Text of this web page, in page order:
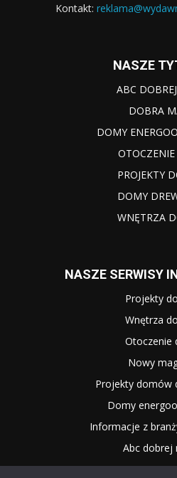
Kontakt:
NASZE
ABC
DOBRA
DOMY
PROJEKTY
DOMY
WNĘTRZA
NASZE SERWISY
Projekty
Wnętrza
Otoczenie
Nowy
Projekty domów
Domy
Informacje z
Abc dobrej